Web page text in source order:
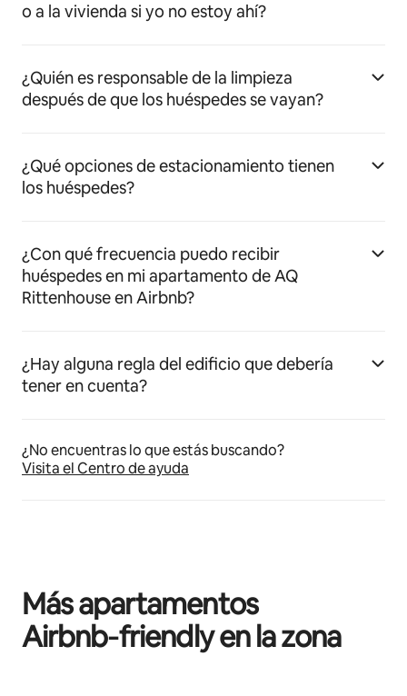
o a la vivienda si yo no estoy ahí?
¿Quién es responsable de la limpieza
después de que los huéspedes se vayan?
¿Qué opciones de estacionamiento tienen
los huéspedes?
¿Con qué frecuencia puedo recibir
huéspedes en mi apartamento de AQ
Rittenhouse en Airbnb?
¿Hay alguna regla del edificio que debería
tener en cuenta?
¿No encuentras lo que estás buscando?
Visita el Centro de ayuda
Más apartamentos
Airbnb‑friendly en la zona